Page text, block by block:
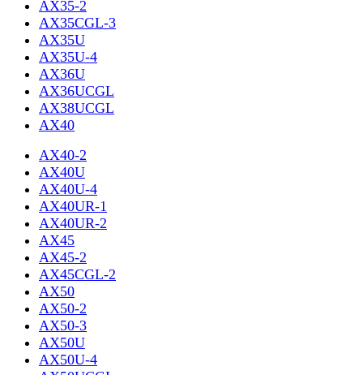
AX35-2
AX35CGL-3
AX35U
AX35U-4
AX36U
AX36UCGL
AX38UCGL
AX40
AX40-2
AX40U
AX40U-4
AX40UR-1
AX40UR-2
AX45
AX45-2
AX45CGL-2
AX50
AX50-2
AX50-3
AX50U
AX50U-4